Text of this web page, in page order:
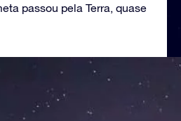
passou pela Terra, quase